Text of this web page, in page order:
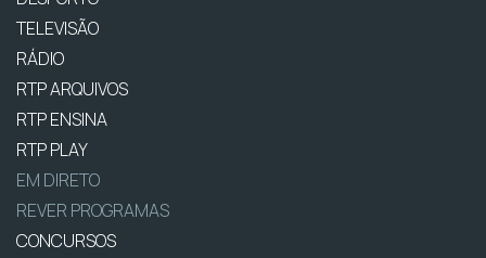
TELEVISÃO
RÁDIO
RTP ARQUIVOS
RTP ENSINA
RTP PLAY
EM DIRETO
REVER PROGRAMAS
CONCURSOS